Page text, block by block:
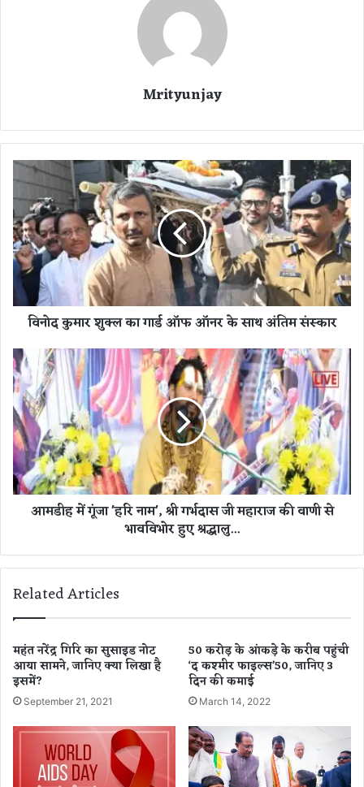
Mrityunjay
वि
नो
द
कु
मा
र
शु
क्ल
का
ऑ
फ
ऑ
न
र
के
सा
थ
अं
विनोद कुमार शुक्ल का गार्ड ऑफ ऑनर के साथ अंतिम संस्कार
आ
म
डी
ह
में
गूं
जा
'
ह
श्री
दा
स
जी
म
रा
आमडीह में गूंजा 'हरि नाम', श्री गर्भदास जी महाराज की वाणी से
भावविभोर हुए श्रद्धालु...
Related Articles
महंत नरेंद्र गिरि का सुसाइड नोट
आया सामने, जानिए क्या लिखा है
इसमें?
September 21, 2021
50 करोड़ के आंकड़े के करीब पहुंची
‘द कश्मीर फाइल्स’50, जानिए 3
दिन की कमाई
March 14, 2022